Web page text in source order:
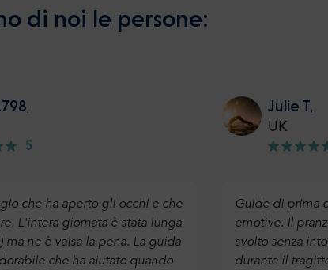
di noi le persone:
,
5
che ha aperto gli occhi e che
L'intera giornata è stata lunga
ma ne è valsa la pena. La guida
che ha aiutato quando
Julie T,
UK
Guide di prima
emotive. Il
svolto senza
durante il